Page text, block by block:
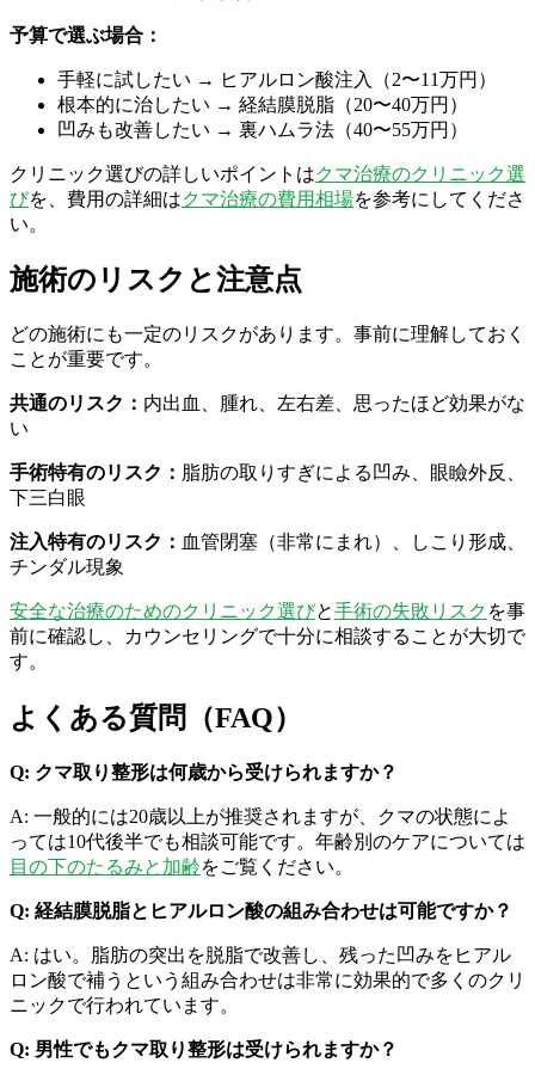
予算で選ぶ場合：
手軽に試したい → ヒアルロン酸注入（2〜11万円）
根本的に治したい → 経結膜脱脂（20〜40万円）
凹みも改善したい → 裏ハムラ法（40〜55万円）
クリニック選びの詳しいポイントはクマ治療のクリニック選
びを、費用の詳細はクマ治療の費用相場を参考にしてくださ
い。
施術のリスクと注意点
どの施術にも一定のリスクがあります。事前に理解しておく
ことが重要です。
共通のリスク： 内出血、腫れ、左右差、思ったほど効果がな
い
手術特有のリスク： 脂肪の取りすぎによる凹み、眼瞼外反、
下三白眼
注入特有のリスク： 血管閉塞（非常にまれ）、しこり形成、
チンダル現象
安全な治療のためのクリニック選びと手術の失敗リスク を事
前に確認し、カウンセリングで十分に相談することが大切で
す。
よくある質問（FAQ）
Q: クマ取り整形は何歳から受けられますか？
A: 一般的には20歳以上が推奨されますが、クマの状態によ
っては10代後半でも相談可能です。年齢別のケアについては
目の下のたるみと加齢をご覧ください。
Q: 経結膜脱脂とヒアルロン酸の組み合わせは可能ですか？
A: はい。脂肪の突出を脱脂で改善し、残った凹みをヒアル
ロン酸で補うという組み合わせは非常に効果的で多くのクリ
ニックで行われています。
Q: 男性でもクマ取り整形は受けられますか？